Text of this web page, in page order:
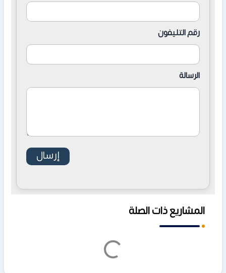
رقم التليفون
الرسالة
المشاريع ذات الصلة